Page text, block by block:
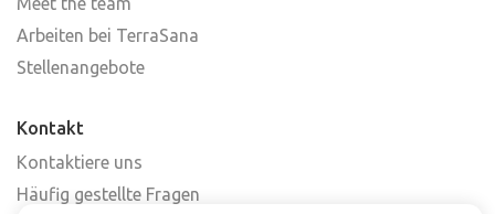
Arbeiten bei TerraSana
Stellenangebote
Kontakt
Kontaktiere uns
Häufig gestellte Fragen